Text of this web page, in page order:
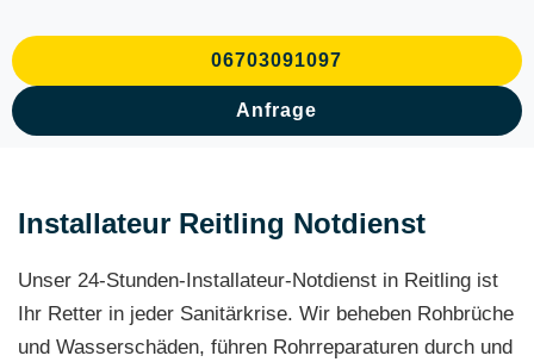
06703091097
Anfrage
Installateur Reitling Notdienst
Unser 24-Stunden-Installateur-Notdienst in Reitling ist
Ihr Retter in jeder Sanitärkrise. Wir beheben Rohbrüche
und Wasserschäden, führen Rohrreparaturen durch und